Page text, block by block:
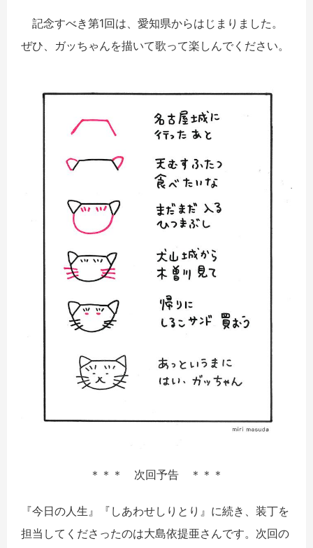
記念すべき第1回は、愛知県からはじまりました。
ぜひ、ガッちゃんを描いて歌って楽しんでください。
＊＊＊ 次回予告 ＊＊＊
『今日の人生』『しあわせしりとり』に続き、装丁を
担当してくださったのは大島依提亜さんです。次回の